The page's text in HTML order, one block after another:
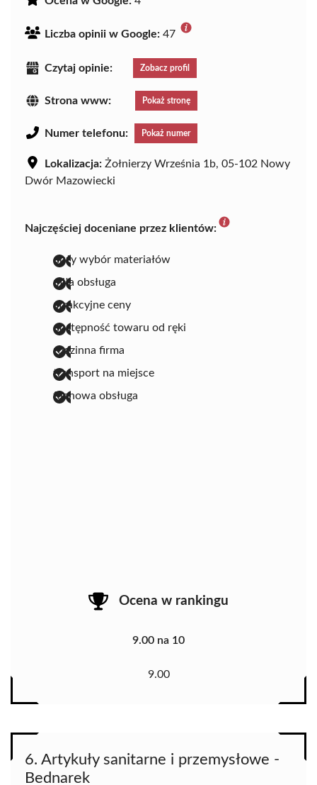
Liczba opinii w Google: 47
Czytaj opinie: Zobacz profil
Strona www: Pokaż stronę
Numer telefonu: Pokaż numer
Lokalizacja: Żołnierzy Września 1b, 05-102 Nowy
Dwór Mazowiecki
Najczęściej doceniane przez klientów:
duży wybór materiałów
miła obsługa
atrakcyjne ceny
dostępność towaru od ręki
rodzinna firma
transport na miejsce
fachowa obsługa
Ocena w rankingu
9.00 na 10
9.00
6. Artykuły sanitarne i przemysłowe -
Bednarek